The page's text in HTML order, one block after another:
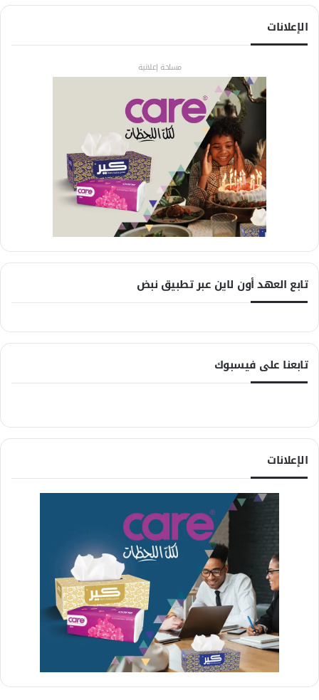
الإعلانات
مساحة إعلانية
تابع العهد أون لاين عبر تطبيق نبض
تابعنا على فيسبوك
الإعلانات